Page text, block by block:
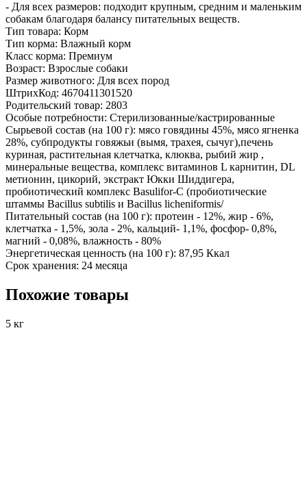
- Для всех размеров: подходит крупным, средним и маленьким
собакам благодаря балансу питательных веществ.
Тип товара: Корм
Тип корма: Влажный корм
Класс корма: Премиум
Возраст: Взрослые собаки
Размер животного: Для всех пород
ШтрихКод: 4670411301520
Родительский товар: 2803
Особые потребности: Стерилизованные/кастрированные
Сырьевой состав (на 100 г): мясо говядины 45%, мясо ягненка
28%, субпродукты говяжьи (вымя, трахея, сычуг),печень
куриная, растительная клетчатка, клюква, рыбий жир ,
минеральные вещества, комплекс витаминов L карнитин, DL
метионин, цикорий, экстракт Юкки Шиддигера,
пробиотический комплекс Basulifor-C (пробиотические
штаммы Bacillus subtilis и Bacillus licheniformis/
Питательный состав (на 100 г): протеин - 12%, жир - 6%,
клетчатка - 1,5%, зола - 2%, кальций- 1,1%, фосфор- 0,8%,
магний - 0,08%, влажность - 80%
Энергетическая ценность (на 100 г): 87,95 Ккал
Срок хранения: 24 месяца
Похожие товары
5 кг